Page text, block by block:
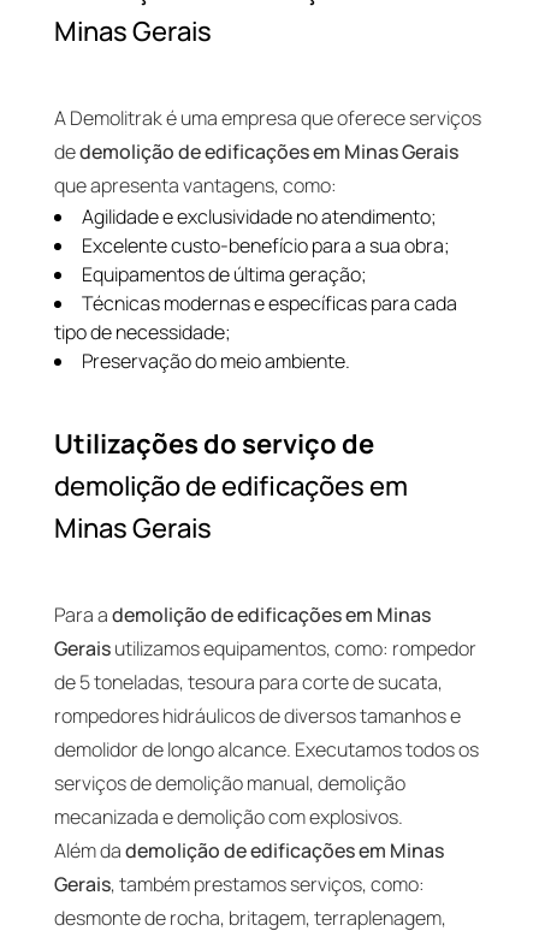
Minas Gerais
A Demolitrak é uma empresa que oferece serviços
dedemolição de edificações em Minas Gerais
que apresenta vantagens, como:
Agilidade e exclusividade no atendimento;
Excelente custo-benefício para a sua obra;
Equipamentos de última geração;
Técnicas modernas e específicas para cada
tipo de necessidade;
Preservação do meio ambiente.
Utilizações do serviço de
demolição de edificações em
Minas Gerais
Para ademolição de edificações em Minas
Geraisutilizamos equipamentos, como: rompedor
de 5 toneladas, tesoura para corte de sucata,
rompedores hidráulicos de diversos tamanhos e
demolidor de longo alcance. Executamos todos os
serviços de demolição manual, demolição
mecanizada e demolição com explosivos.
Além dademolição de edificações em Minas
Gerais, também prestamos serviços, como:
desmonte de rocha, britagem, terraplenagem,